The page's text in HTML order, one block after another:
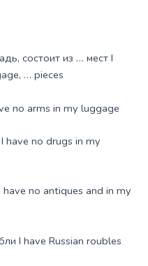
состоит из … мест I
… pieces
no arms in my luggage
have no drugs in my
no antiques and in my
I have Russian roubles